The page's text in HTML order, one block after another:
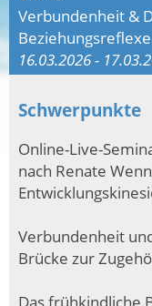
Verbundenheit &
16.03.2026 -
Schwerpunkte
Online-Live-
nach Renate
Verbundenheit
Brücke zur
Das frühkindliche